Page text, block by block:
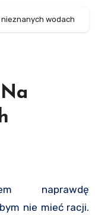
nieznanych wodach
nie mieć racji.